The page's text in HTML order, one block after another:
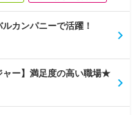
カンパニーで活躍！
ャー】満足度の高い職場★